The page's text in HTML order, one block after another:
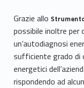
Grazie allo
possibile inoltre per
un’autodiagnosi
sufficiente grado di
energetici
rispondendo ad